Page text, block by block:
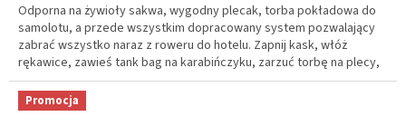
Odporna na żywioły sakwa, wygodny plecak, torba pokładowa do
samolotu, a przede wszystkim dopracowany system pozwalający
zabrać wszystko naraz z roweru do hotelu. Zapnij kask, włóż
rękawice, zawieś tank bag na karabińczyku, zarzuć torbę na plecy,
a ręce wciąż masz wolne.
Promocja